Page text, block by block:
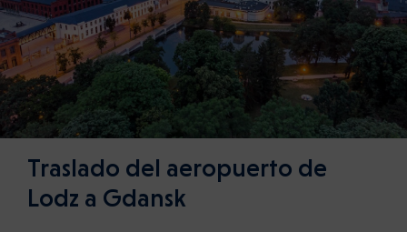
Traslado del aeropuerto de
Lodz a Gdansk